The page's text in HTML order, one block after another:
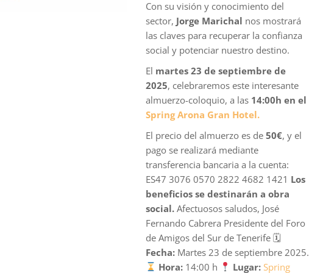
Con su visión y conocimiento del
sector, Jorge Marichal nos mostrará
las claves para recuperar la confianza
social y potenciar nuestro destino.
El martes 23 de septiembre de
2025, celebraremos este interesante
almuerzo-coloquio, a las 14:00h en el
Spring Arona Gran Hotel.
El precio del almuerzo es de 50€, y el
pago se realizará mediante
transferencia bancaria a la cuenta:
ES47 3076 0570 2822 4682 1421 Los
beneficios se destinarán a obra
social. Afectuosos saludos, José
Fernando Cabrera Presidente del Foro
de Amigos del Sur de Tenerife 🗓
Fecha: Martes 23 de septiembre 2025.
Hora: 14:00 h Lugar: Spring